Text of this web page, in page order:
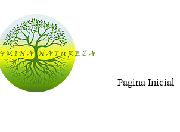
Pagina Inicial